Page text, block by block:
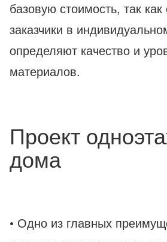
базовую стоимость, так
заказчики в
определяют качество и
материалов.
Проект
дома
• Одно из главных